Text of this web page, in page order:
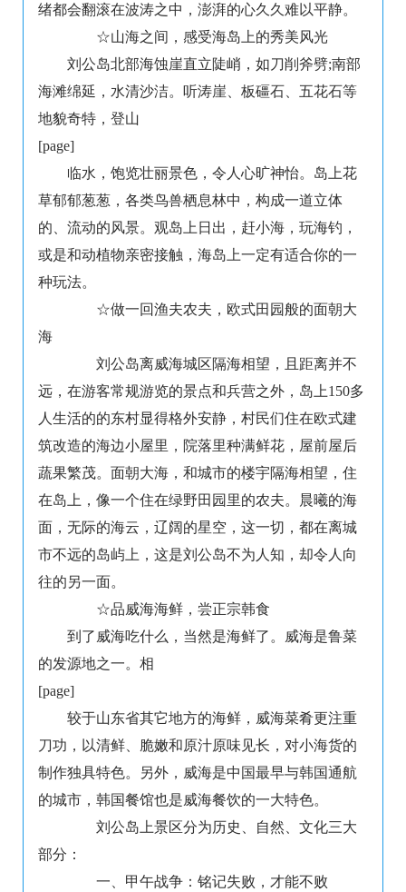
绪都会翻滚在波涛之中，澎湃的心久久难以平静。
☆山海之间，感受海岛上的秀美风光
刘公岛北部海蚀崖直立陡峭，如刀削斧劈;南部
海滩绵延，水清沙洁。听涛崖、板礓石、五花石等
地貌奇特，登山
[page]
临水，饱览壮丽景色，令人心旷神怡。岛上花
草郁郁葱葱，各类鸟兽栖息林中，构成一道立体
的、流动的风景。观岛上日出，赶小海，玩海钓，
或是和动植物亲密接触，海岛上一定有适合你的一
种玩法。
☆做一回渔夫农夫，欧式田园般的面朝大
海
刘公岛离威海城区隔海相望，且距离并不
远，在游客常规游览的景点和兵营之外，岛上150多
人生活的的东村显得格外安静，村民们住在欧式建
筑改造的海边小屋里，院落里种满鲜花，屋前屋后
蔬果繁茂。面朝大海，和城市的楼宇隔海相望，住
在岛上，像一个住在绿野田园里的农夫。晨曦的海
面，无际的海云，辽阔的星空，这一切，都在离城
市不远的岛屿上，这是刘公岛不为人知，却令人向
往的另一面。
☆品威海海鲜，尝正宗韩食
到了威海吃什么，当然是海鲜了。威海是鲁菜
的发源地之一。相
[page]
较于山东省其它地方的海鲜，威海菜肴更注重
刀功，以清鲜、脆嫩和原汁原味见长，对小海货的
制作独具特色。另外，威海是中国最早与韩国通航
的城市，韩国餐馆也是威海餐饮的一大特色。
刘公岛上景区分为历史、自然、文化三大
部分：
一、甲午战争：铭记失败，才能不败